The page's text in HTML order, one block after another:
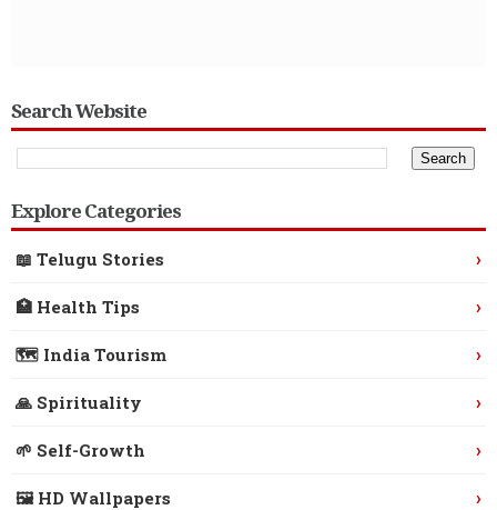
Search Website
Explore Categories
📖 Telugu Stories ›
🏥 Health Tips ›
🗺️ India Tourism ›
🙏 Spirituality ›
🌱 Self-Growth ›
🖼️ HD Wallpapers ›